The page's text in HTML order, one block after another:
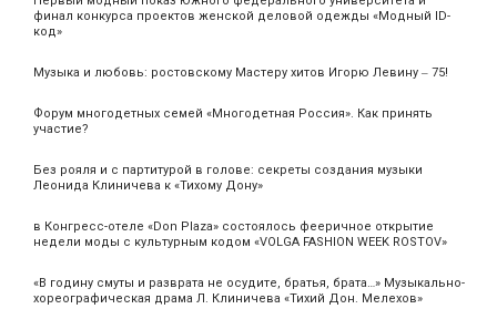
финал конкурса проектов женской деловой одежды «Модный ID-
код»
Музыка и любовь: ростовскому Мастеру хитов Игорю Левину ‒ 75!
Форум многодетных семей «Многодетная Россия». Как принять
участие?
Без рояля и с партитурой в голове: секреты создания музыки
Леонида Клиничева к «Тихому Дону»
в Конгресс-отеле «Don Plaza» состоялось фееричное открытие
недели моды с культурным кодом «VOLGA FASHION WEEK ROSTOV»
«В годину смуты и разврата не осудите, братья, брата…» Музыкально-
хореографическая драма Л. Клиничева «Тихий Дон. Мелехов»